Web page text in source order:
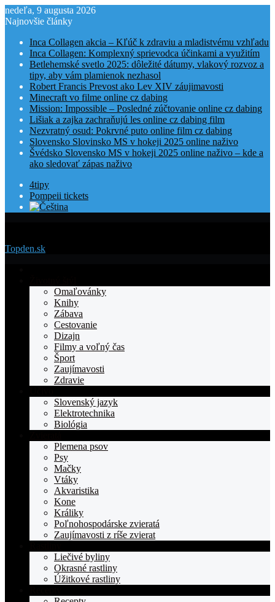
nedeľa, 9 augusta 2026
Najnovšie články
Inca Collagen akcia – Kľúč k zdraviu a mladistvému vzhľadu
Inca Collagen: Komplexný sprievodca účinkami a využitím
Betlehemské svetlo 2025: dôležité dátumy, vlakový rozvoz a
tipy, aby vám plamienok nezhasol
Robert Francis Prevost ako Lev XIV záujimavosti
Minecraft vo filme online cz dabing
Mission: Impossible – Posledné zúčtovanie online cz dabing
Lišiak a zajka zachraňujú les online cz dabing film
Nezvratný osud: Pokrvné puto online film cz dabing
Slovensko Slovinsko MS v hokeji 2025 online naživo
Švédsko Slovensko MS v hokeji 2025 online naživo – kde a
ako sledovať zápas naživo
4tipy
Pompeii tickets
Topden.sk
TOPden.skOmaľovánky
Knihy
Zábava
Cestovanie
Dizajn
Filmy a voľný čas
Šport
Zaujímavosti
Zdravie
Slovenský jazyk
Elektrotechnika
Biológia
Plemena psov
Psy
Mačky
Vtáky
Akvaristika
Kone
Králiky
Poľnohospodárske zvieratá
Zaujímavosti z ríše zvierat
Liečivé byliny
Okrasné rastliny
Úžitkové rastliny